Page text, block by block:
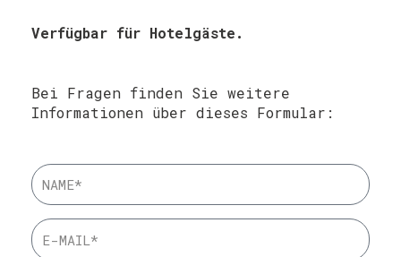
Verfügbar für Hotelgäste.
Bei Fragen finden Sie weitere
Informationen über dieses Formular: